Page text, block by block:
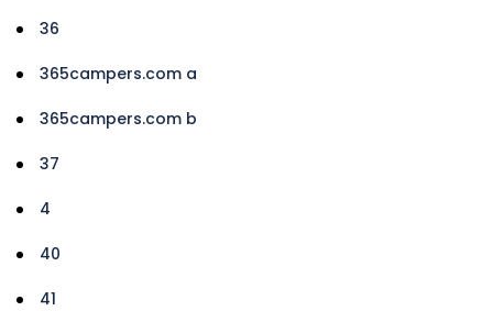
36
365campers.com a
365campers.com b
37
4
40
41